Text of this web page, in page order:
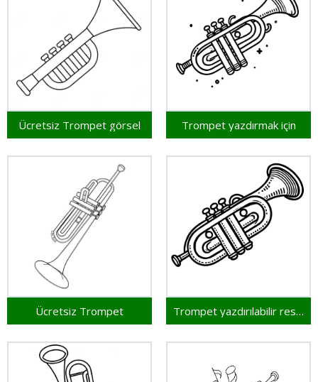
Ücretsiz Trompet görsel Trompet yazdırmak için
Ücretsiz Trompet Trompet yazdırılabilir resim